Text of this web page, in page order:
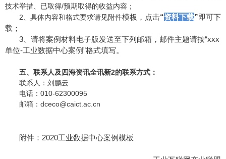
技术举措、已取得/预期取得的收益内容；
2、具体内容和格式要求请见附件模板，点击“资料下载”即可下
载；
3、请将案例材料电子版发送至下列邮箱，邮件主题请按“xxx
单位-工业数据中心案例”格式填写。
五、联系人及四海资讯全讯新2的联系方式：
联系人：刘鹏云
电话：010-62300095
邮箱： dceco@caict.ac.cn
附件：2020工业数据中心案例模板